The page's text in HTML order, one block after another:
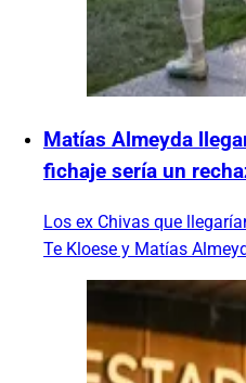
Matías Almeyda
fichaje sería un
Los ex Chivas que
Te Kloese y Matías